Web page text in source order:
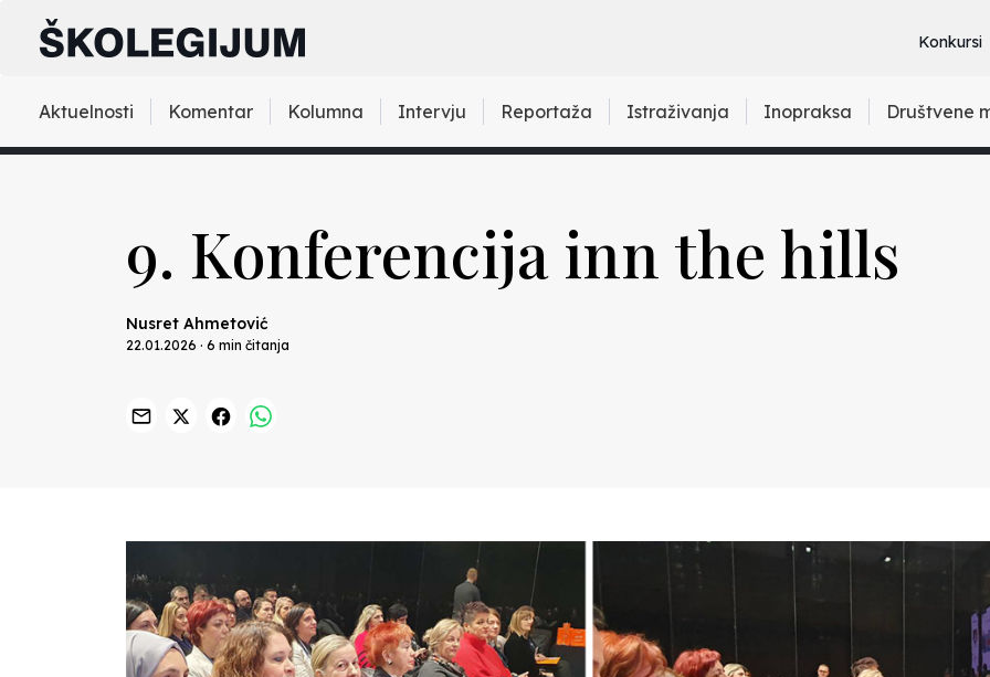
Konkursi
Aktuelnosti Komentar Kolumna Intervju Reportaža Istraživanja Inopraksa Društvene
9. Konferencija inn the hills
Nusret Ahmetović
22.01.2026 · 6 min čitanja